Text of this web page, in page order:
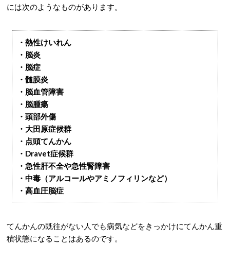
には次のようなものがあります。
・熱性けいれん
・脳炎
・脳症
・髄膜炎
・脳血管障害
・脳腫瘍
・頭部外傷
・大田原症候群
・点頭てんかん
・Dravet症候群
・急性肝不全や急性腎障害
・中毒（アルコールやアミノフィリンなど）
・高血圧脳症
てんかんの既往がない人でも病気などをきっかけにてんかん重
積状態になることはあるのです。